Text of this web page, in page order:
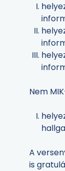
Nem
A
is